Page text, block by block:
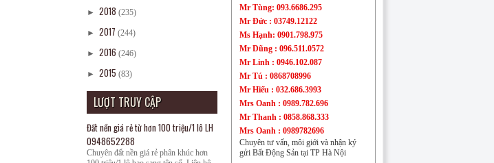
► 2018 (235)
► 2017 (244)
► 2016 (246)
► 2015 (83)
LƯỢT TRUY CẬP
Đất nền giá rẻ từ hơn 100 triệu/1 lô LH
0948652288
Chuyên đất nền giá rẻ phân khúc hơn
Chung cư Linh Đàm
Nhà đất Đồng Mai
Mr Tùng: 093.6686.295
Mr Đức : 03749.12122
Ms Hạnh: 0901.798.975
Mr Dũng : 096.511.0572
Mr Linh : 0946.102.087
Mr Tú : 0868708996
Mr Hiếu : 032.686.3993
Mrs Oanh : 0989.782.696
Mr Thanh : 0858.868.333
Mrs Oanh : 0989782696
Chuyên tư vấn, môi giới và nhận ký
gửi Bất Động Sản tại TP Hà Nội